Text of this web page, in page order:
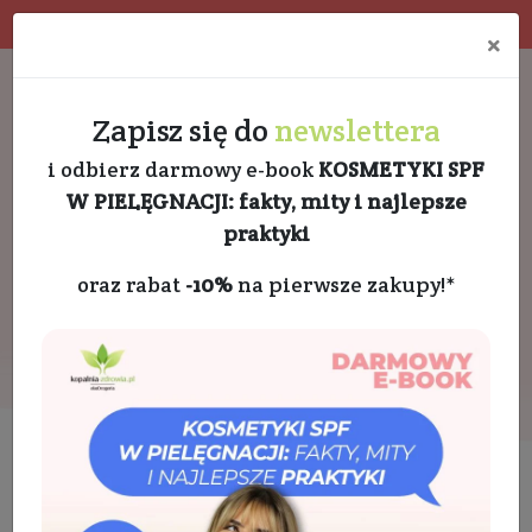
×
Zapisz się do newslettera
i odbierz darmowy e-book KOSMETYKI SPF
W PIELĘGNACJI: fakty, mity i najlepsze
praktyki
oraz rabat -10%na pierwsze zakupy!*